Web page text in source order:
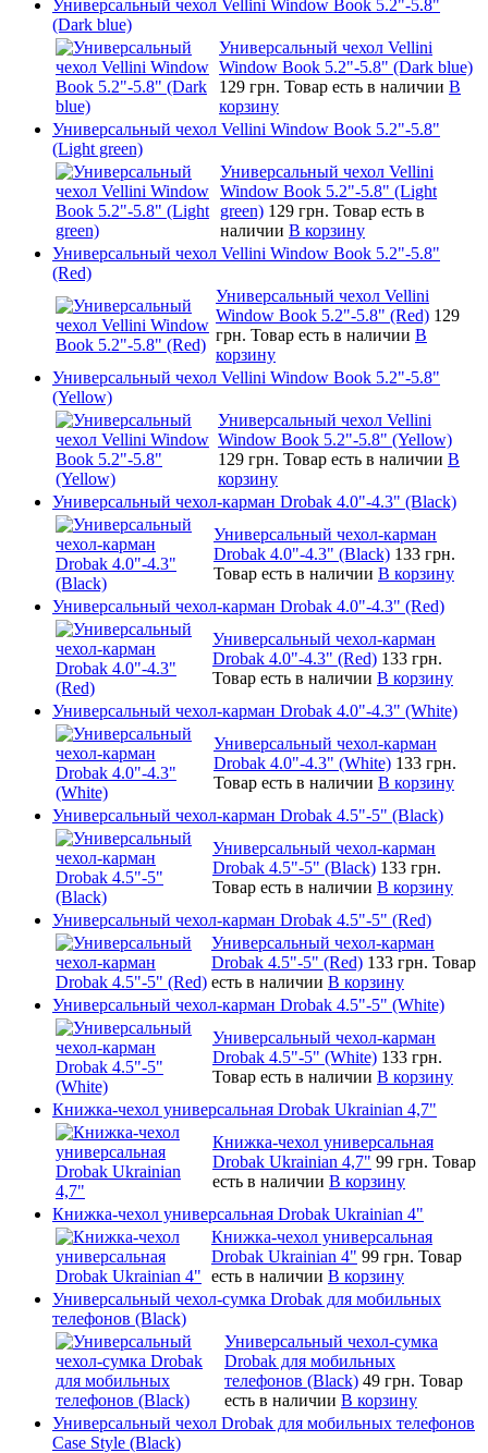
Универсальный чехол Vellini Window Book 5.2"-5.8"
(Dark blue)
Универсальный чехол Vellini
Window Book 5.2"-5.8" (Dark blue)
129 грн. Товар есть в наличии В
корзину
Универсальный чехол Vellini Window Book 5.2"-5.8"
(Light green)
Универсальный чехол Vellini
Window Book 5.2"-5.8" (Light
green) 129 грн. Товар есть в
наличии В корзину
Универсальный чехол Vellini Window Book 5.2"-5.8"
(Red)
Универсальный чехол Vellini
Window Book 5.2"-5.8" (Red) 129
грн. Товар есть в наличии В
корзину
Универсальный чехол Vellini Window Book 5.2"-5.8"
(Yellow)
Универсальный чехол Vellini
Window Book 5.2"-5.8" (Yellow)
129 грн. Товар есть в наличии В
корзину
Универсальный чехол-карман Drobak 4.0"-4.3" (Black)
Универсальный чехол-карман
Drobak 4.0"-4.3" (Black) 133 грн.
Товар есть в наличии В корзину
Универсальный чехол-карман Drobak 4.0"-4.3" (Red)
Универсальный чехол-карман
Drobak 4.0"-4.3" (Red) 133 грн.
Товар есть в наличии В корзину
Универсальный чехол-карман Drobak 4.0"-4.3" (White)
Универсальный чехол-карман
Drobak 4.0"-4.3" (White) 133 грн.
Товар есть в наличии В корзину
Универсальный чехол-карман Drobak 4.5"-5" (Black)
Универсальный чехол-карман
Drobak 4.5"-5" (Black) 133 грн.
Товар есть в наличии В корзину
Универсальный чехол-карман Drobak 4.5"-5" (Red)
Универсальный чехол-карман
Drobak 4.5"-5" (Red) 133 грн. Товар
есть в наличии В корзину
Универсальный чехол-карман Drobak 4.5"-5" (White)
Универсальный чехол-карман
Drobak 4.5"-5" (White) 133 грн.
Товар есть в наличии В корзину
Книжка-чехол универсальная Drobak Ukrainian 4,7"
Книжка-чехол универсальная
Drobak Ukrainian 4,7" 99 грн. Товар
есть в наличии В корзину
Книжка-чехол универсальная Drobak Ukrainian 4"
Книжка-чехол универсальная
Drobak Ukrainian 4" 99 грн. Товар
есть в наличии В корзину
Универсальный чехол-сумка Drobak для мобильных
телефонов (Black)
Универсальный чехол-сумка
Drobak для мобильных
телефонов (Black) 49 грн. Товар
есть в наличии В корзину
Универсальный чехол Drobak для мобильных телефонов
Case Style (Black)